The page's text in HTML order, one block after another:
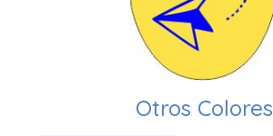
Otros Colores